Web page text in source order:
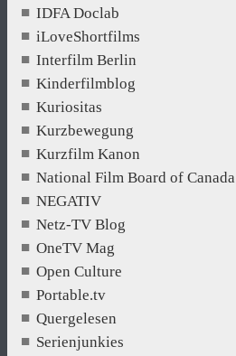
IDFA Doclab
iLoveShortfilms
Interfilm Berlin
Kinderfilmblog
Kuriositas
Kurzbewegung
Kurzfilm Kanon
National Film Board of Canada
NEGATIV
Netz-TV Blog
OneTV Mag
Open Culture
Portable.tv
Quergelesen
Serienjunkies